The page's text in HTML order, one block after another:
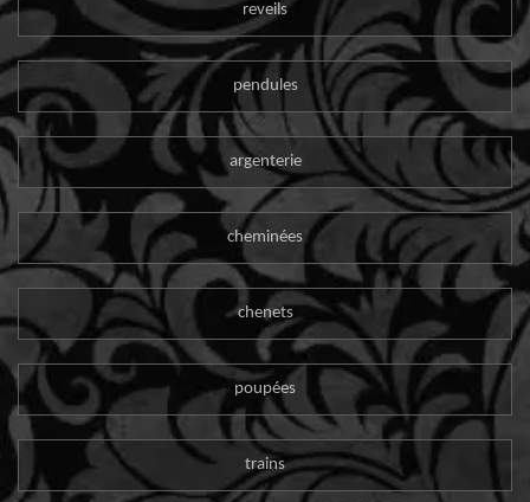
reveils
pendules
argenterie
cheminées
chenets
poupées
trains